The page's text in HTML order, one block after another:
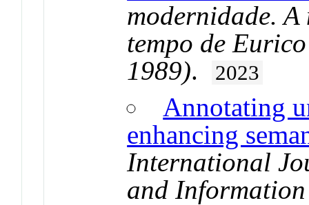
modernidade.
tempo de
1989). 2023
Annotating
enhancing
International
and Information